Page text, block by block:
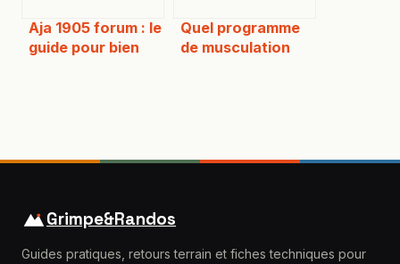
Aja 1905 forum : le
guide pour bien
Quel programme
de musculation
Grimpe&Randos
Guides pratiques, retours terrain et fiches techniques pour